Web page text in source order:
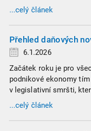
hranice povinnosti
chytáky v soubězích
...celý článek
Přehled daňových
6.1.2026
Začátek roku je pro
podnikové ekonomy
v legislativní smršti,
vyžaduje nastudovat
informace. Generální
...celý článek